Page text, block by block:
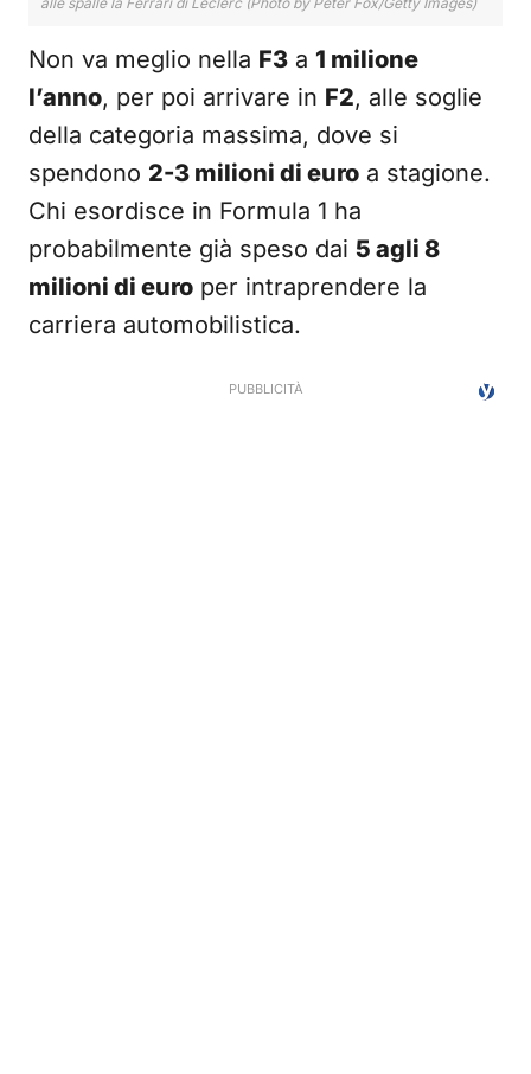
Non va meglio nella F3 a 1 milione
l’anno, per poi arrivare in F2, alle soglie
della categoria massima, dove si
spendono 2-3 milioni di euro a stagione.
Chi esordisce in Formula 1 ha
probabilmente già speso dai 5 agli 8
milioni di euro per intraprendere la
carriera automobilistica.